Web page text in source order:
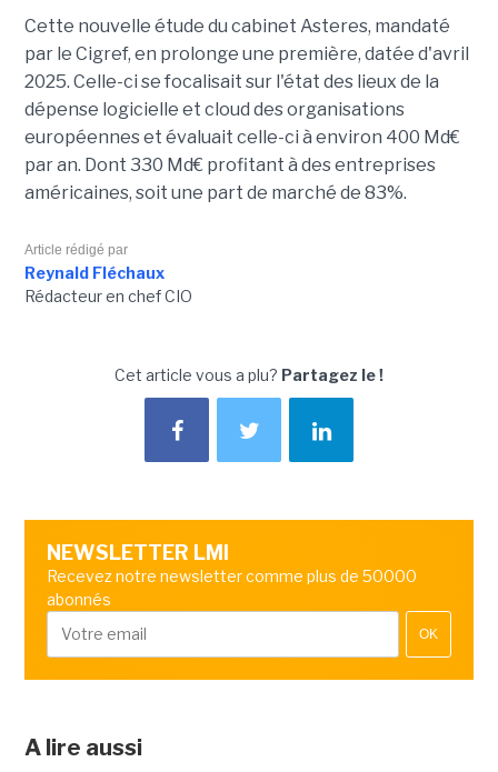
Cette nouvelle étude du cabinet Asteres, mandaté
par le Cigref, en prolonge une première, datée d'avril
2025. Celle-ci se focalisait sur l'état des lieux de la
dépense logicielle et cloud des organisations
européennes et évaluait celle-ci à environ 400 Md€
par an. Dont 330 Md€ profitant à des entreprises
américaines, soit une part de marché de 83%.
Article rédigé par
Reynald Fléchaux
Rédacteur en chef CIO
Cet article vous a plu? Partagez le !
NEWSLETTER LMI
Recevez notre newsletter comme plus de 50000
abonnés
OK
A lire aussi